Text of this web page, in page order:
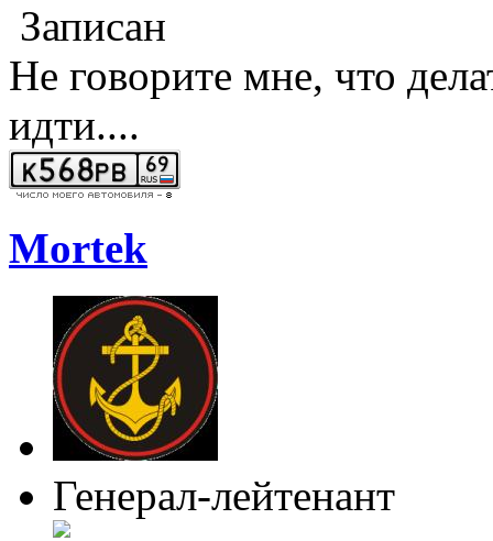
Записан
Не говорите мне, что
идти....
Mortek
Генерал-лейтенант